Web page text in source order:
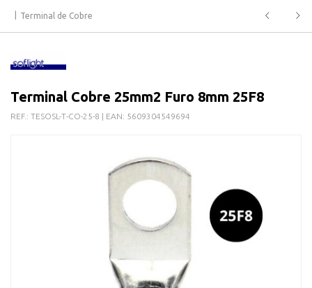
Terminal de Cobre
Terminal Cobre 25mm2 Furo 8mm 25F8
REF.: TESOSL-T-CO-25-8 | EAN: 5609304549694